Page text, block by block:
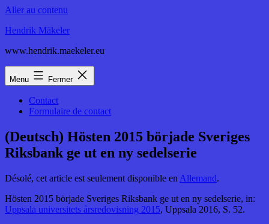
Aller au contenu
Hendrik Mäkeler
www.hendrik.maekeler.eu
Menu Fermer
Contact
Formulaire de contact
(Deutsch) Hösten 2015 började Sveriges
Riksbank ge ut en ny sedelserie
Désolé, cet article est seulement disponible en Allemand.
Hösten 2015 började Sveriges Riksbank ge ut en ny sedelserie, in:
Uppsala universitets årsredovisning 2015, Uppsala 2016, S. 52.